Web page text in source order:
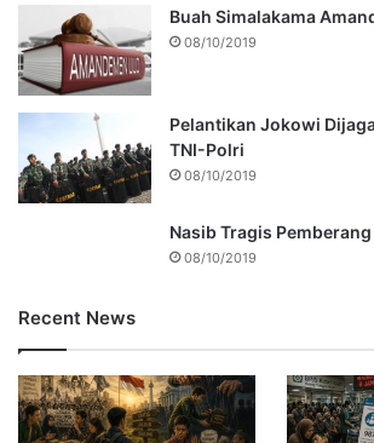
Buah Simalakama
08/10/2019
Pelantikan Jokowi
TNI-Polri
08/10/2019
Nasib Tragis
08/10/2019
Recent News